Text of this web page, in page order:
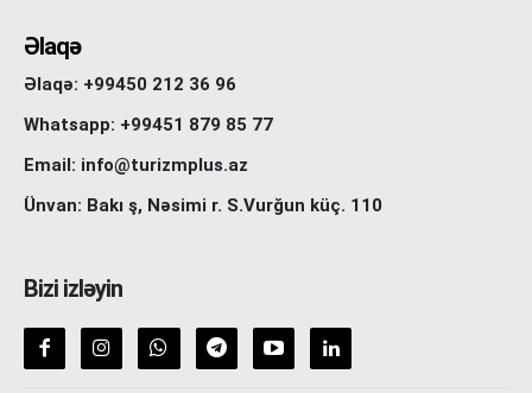
Əlaqə
Əlaqə: +99450 212 36 96
Whatsapp: +99451 879 85 77
Email: info@turizmplus.az
Ünvan: Bakı ş, Nəsimi r. S.Vurğun küç. 110
Bizi izləyin